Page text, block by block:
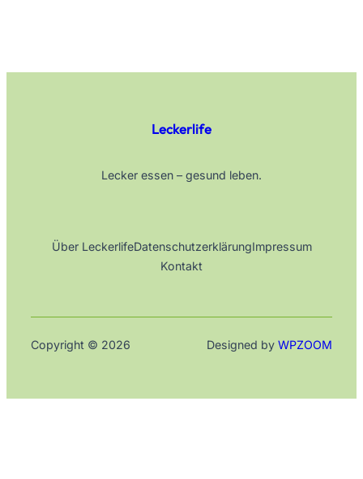
Leckerlife
Lecker essen – gesund leben.
Über LeckerlifeDatenschutzerklärungImpressum
Kontakt
Copyright © 2026 Designed by WPZOOM